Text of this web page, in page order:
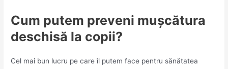
Cum putem preveni mușcătura
deschisă la copii?
Cel mai bun lucru pe care îl putem face pentru sănătatea